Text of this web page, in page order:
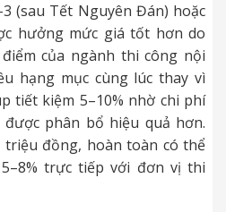
(sau Tết Nguyên Đán) hoặc
hưởng mức giá tốt hơn do
của ngành thi công nội
hạng mục cùng lúc thay vì
tiết kiệm 5–10% nhờ chi phí
phân bổ hiệu quả hơn.
đồng, hoàn toàn có thể
trực tiếp với đơn vị thi